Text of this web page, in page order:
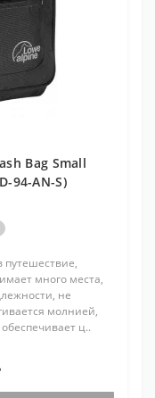
Bag Small
94-AN-S)
много места,
не
молнией,
ц..